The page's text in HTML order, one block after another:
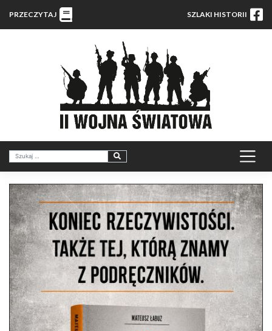
PRZECZYTAJ SZLAKI HISTORII